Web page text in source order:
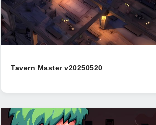
Tavern Master v20250520